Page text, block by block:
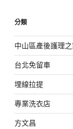
分類
中山區產後護理
台北免留車
埋線拉提
專業洗衣店
方文昌